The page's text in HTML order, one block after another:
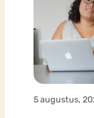
5 augustus,